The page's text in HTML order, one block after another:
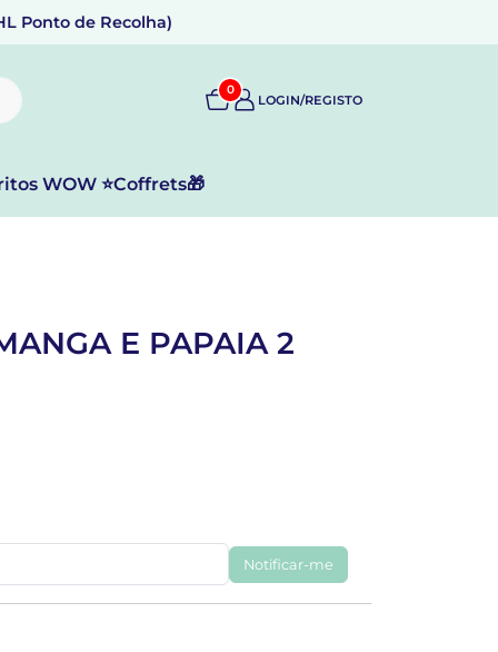
Ponto de Recolha)
0
LOGIN/REGISTO
WOW ⭐Coffrets🎁
E PAPAIA 2
Notificar-me